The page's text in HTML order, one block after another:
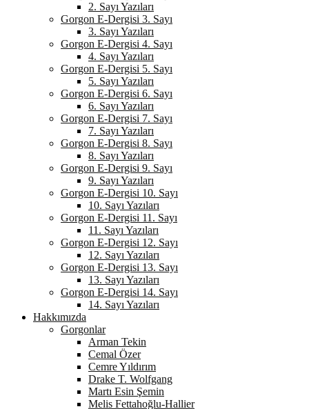
2. Sayı Yazıları
Gorgon E-Dergisi 3. Sayı
3. Sayı Yazıları
Gorgon E-Dergisi 4. Sayı
4. Sayı Yazıları
Gorgon E-Dergisi 5. Sayı
5. Sayı Yazıları
Gorgon E-Dergisi 6. Sayı
6. Sayı Yazıları
Gorgon E-Dergisi 7. Sayı
7. Sayı Yazıları
Gorgon E-Dergisi 8. Sayı
8. Sayı Yazıları
Gorgon E-Dergisi 9. Sayı
9. Sayı Yazıları
Gorgon E-Dergisi 10. Sayı
10. Sayı Yazıları
Gorgon E-Dergisi 11. Sayı
11. Sayı Yazıları
Gorgon E-Dergisi 12. Sayı
12. Sayı Yazıları
Gorgon E-Dergisi 13. Sayı
13. Sayı Yazıları
Gorgon E-Dergisi 14. Sayı
14. Sayı Yazıları
Hakkımızda
Gorgonlar
Arman Tekin
Cemal Özer
Cemre Yıldırım
Drake T. Wolfgang
Martı Esin Şemin
Melis Fettahoğlu-Hallier